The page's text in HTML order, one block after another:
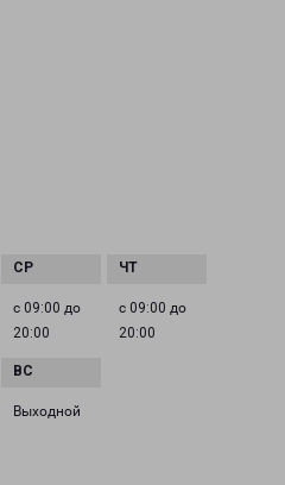
с 09:00 до
20:00
с 09:00 до
20:00
Выходной